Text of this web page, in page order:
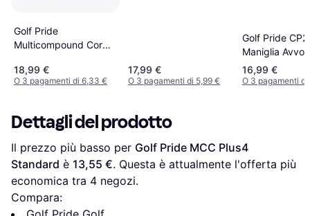
Golf Pride
Multicompound Cord
18,99 €
O 3 pagamenti di 6,33 €
17,99 €
O 3 pagamenti di 5,99 €
Golf Pride CP2
Maniglia
Nero
16,99 €
O 3 pagamenti di
Dettagli del prodotto
Il prezzo più basso per Golf Pride MCC Plus4
Standard è 13,55 €. Questa è attualmente l'offerta più
economica tra 4 negozi.
Compara: